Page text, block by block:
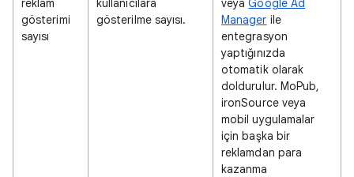
reklam
gösterimi
sayısı
kullanıcılara
gösterilme sayısı.
veyaGoogle Ad
Manager ile
entegrasyon
yaptığınızda
otomatik olarak
doldurulur. MoPub,
ironSource veya
mobil uygulamalar
için başka bir
reklamdan para
kazanma